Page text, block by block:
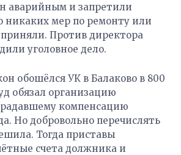
аварийным и запретили
никаких мер по ремонту или
Против директора
уголовное дело.
обошёлся УК в Балаково в 800
обязал организацию
компенсацию
Но добровольно перечислять
Тогда приставы
счета должника и